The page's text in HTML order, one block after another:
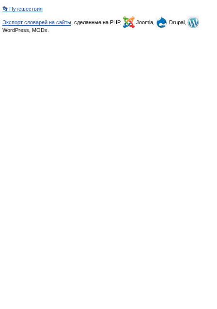
👣 Путешествия
Экспорт словарей на сайты , сделанные на PHP, Joomla,
Drupal,
WordPress, MODx.